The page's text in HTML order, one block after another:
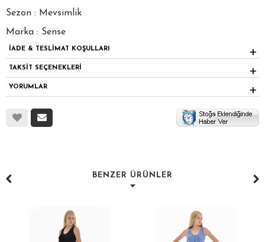
Sezon : Mevsimlik
Marka : Sense
İADE & TESLİMAT KOŞULLARI
TAKSİT SEÇENEKLERİ
YORUMLAR
BENZER ÜRÜNLER